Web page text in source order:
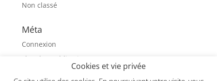
Non classé
Méta
Connexion
Flux des publications
Cookies et vie privée